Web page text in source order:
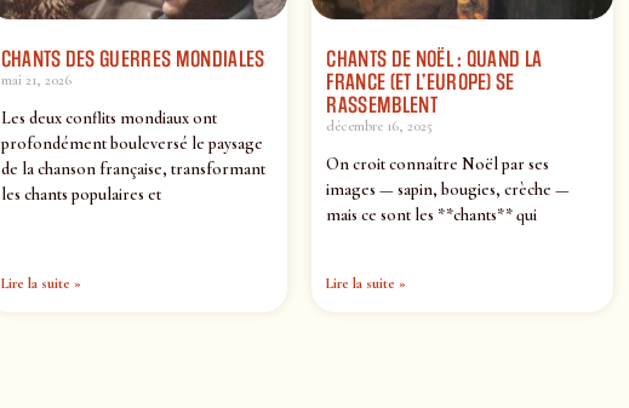
CHANTS DES GUERRES MONDIALES
mai 21, 2026
Les deux conflits mondiaux ont
profondément bouleversé le paysage
de la chanson française, transformant
les chants populaires et
Lire la suite »
CHANTS DE NOËL : QUAND LA
FRANCE (ET L’EUROPE) SE
RASSEMBLENT
décembre 16, 2025
On croit connaître Noël par ses
images — sapin, bougies, crèche —
mais ce sont les **chants** qui
Lire la suite »